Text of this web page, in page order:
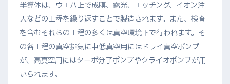
半導体は、ウエハ上で成膜、露光、エッチング、イオン注
入などの工程を繰り返すことで製造されます。また、検査
を含むそれらの工程の多くは真空環境下で行われます。そ
の各工程の真空排気に中低真空用にはドライ真空ポンプ
が、高真空用にはターボ分子ポンプやクライオポンプが用
いられます。